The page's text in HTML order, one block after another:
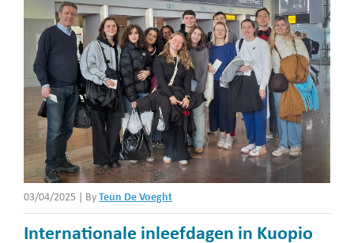
03/04/2025 By Teun De Voeght
Internationale inleefdagen in Kuopio